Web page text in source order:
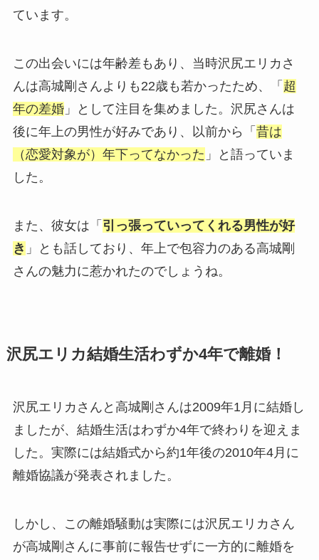
ています。
この出会いには年齢差もあり、当時沢尻エリカさ
んは高城剛さんよりも22歳も若かったため、「 超
年の差婚」として注目を集めました。沢尻さんは
後に年上の男性が好みであり、以前から「 昔は
（恋愛対象が）年下ってなかった 」と語っていま
した。
また、彼女は「 引っ張っていってくれる男性が好
き 」とも話しており、年上で包容力のある高城剛
さんの魅力に惹かれたのでしょうね。
沢尻エリカ結婚生活わずか4年で離婚！
沢尻エリカさんと高城剛さんは2009年1月に結婚し
ましたが、結婚生活はわずか4年で終わりを迎えま
した。実際には結婚式から約1年後の2010年4月に
離婚協議が発表されました。
しかし、この離婚騒動は実際には沢尻エリカさん
が高城剛さんに事前に報告せずに一方的に離婚を